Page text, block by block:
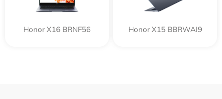
Honor X16 BRNF56 Honor X15 BBRWAI9